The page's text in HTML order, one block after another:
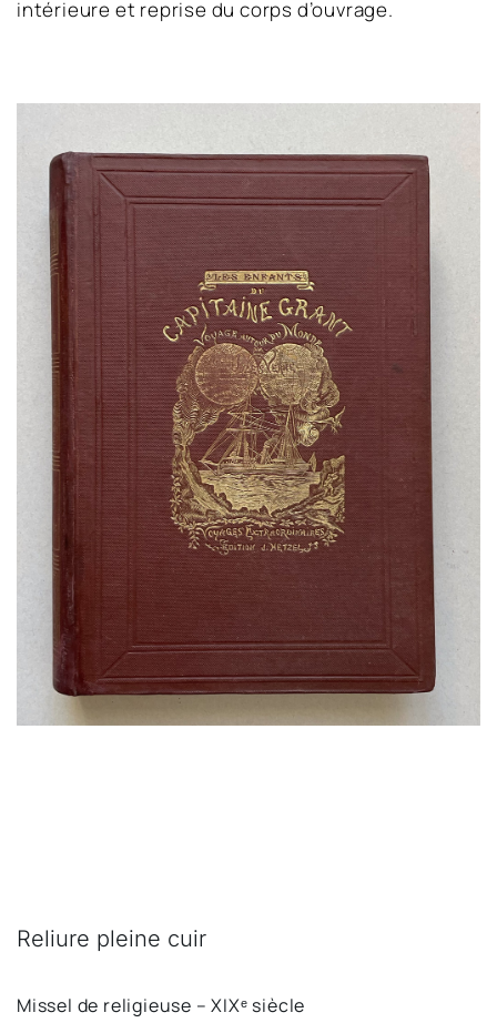
intérieure et reprise du corps d’ouvrage.
Reliure pleine cuir
Missel de religieuse – XIXᵉ siècle